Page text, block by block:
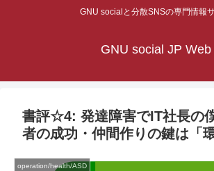
GNU socialと分散SNSの専門情報
GNU social JP Web
書評☆4: 発達障害でIT社長の
者の成功・仲間作りの鍵は「環
operation/health/ASD